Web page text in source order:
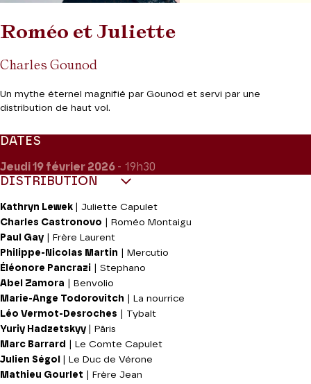
Roméo et Juliette
Charles Gounod
Un mythe éternel magnifié par Gounod et servi par une
distribution de haut vol.
DATES
Jeudi 19 février 2026 - 19h30
DISTRIBUTION
Kathryn Lewek
| Juliette Capulet
Charles Castronovo | Roméo Montaigu
Paul Gay | Frère Laurent
Philippe-Nicolas Martin | Mercutio
Éléonore Pancrazi | Stephano
Abel Zamora | Benvolio
Marie-Ange Todorovitch | La nourrice
Léo Vermot-Desroches | Tybalt
Yuriy Hadzetskyy
| Pâris
Marc Barrard
| Le Comte Capulet
Julien Ségol
| Le Duc de Vérone
Mathieu Gourlet | Frère Jean